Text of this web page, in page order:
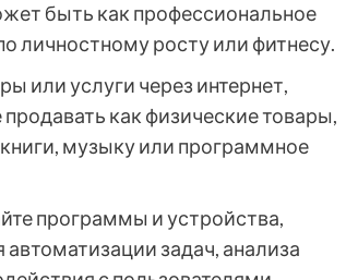
быть как профессиональное
личностному росту или фитнесу.
или услуги через интернет,
как физические товары,
музыку или программное
программы и устройства,
задач, анализа